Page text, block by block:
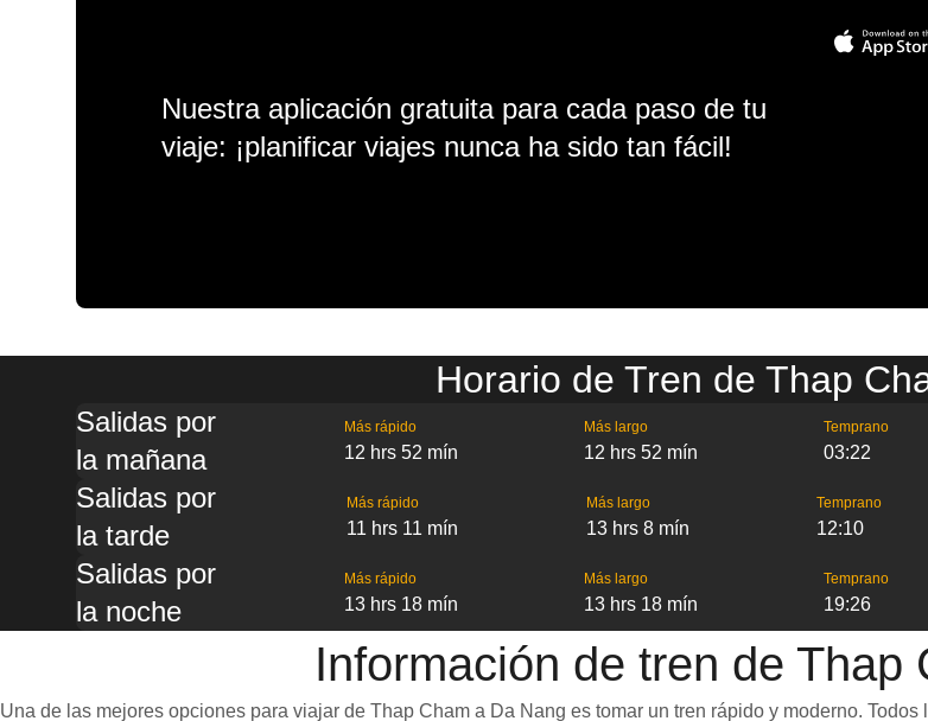
Nuestra aplicación gratuita para cada paso de tu
viaje: ¡planificar viajes nunca ha sido tan fácil!
Horario de Tren de Thap
Salidas por
la mañana
Más rápido
12 hrs 52 mín
Más largo
12 hrs 52 mín
Temprano
03:22
Salidas por
la tarde
Más rápido
11 hrs 11 mín
Más largo
13 hrs 8 mín
Temprano
12:10
Salidas por
la noche
Más rápido
13 hrs 18 mín
Más largo
13 hrs 18 mín
Temprano
19:26
Información de tren de Thap
Una de las mejores opciones para viajar de Thap Cham a Da Nang es tomar un tren rápido y moderno.